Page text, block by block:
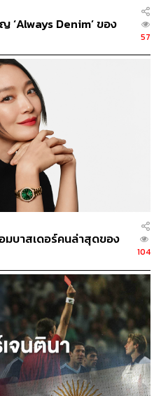
Photoา: pbs.twimg.com
ห้ร่างกายแข็งแรง
ป็นประจำอยู่แล้ว แต่ใน
of the Sexesเอ็มมา
ายอย่างหนัก และเปลี่ยนตัว
ห้ได้มากที่สุด รู้หรือไม่ว่าน
น้ำหนักถึง 300 ปอนด์ รวม
ชนิด และเพิ่มน้ำหนักด้วยการ
ละฟิตกับบทนักกีฬา คือการนั่ง
รนั่งสมาธิไม่เกี่ยวกับการ
กายและจิตใจนั้นเชื่อมโยง
บการออกกำลังของร่างกาย
‘Always Denim’ ของ
57
บาสเดอร์คนล่าสุดของ
104